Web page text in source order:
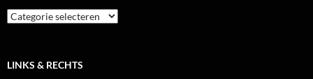
Categorieën
LINKS & RECHTS